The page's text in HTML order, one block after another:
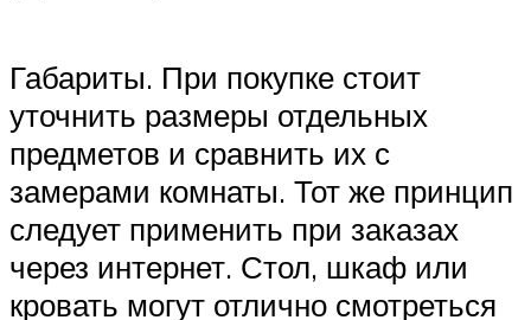
Габариты. При покупке стоит
уточнить размеры отдельных
предметов и сравнить их с
замерами комнаты. Тот же принцип
следует применить при заказах
через интернет. Стол, шкаф или
кровать могут отлично смотреться